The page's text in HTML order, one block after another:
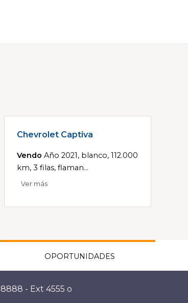
Chevrolet Captiva
Vendo Año 2021, blanco, 112.000
km, 3 filas, flaman...
Ver más
OPORTUNIDADES
- Ext 4555 o